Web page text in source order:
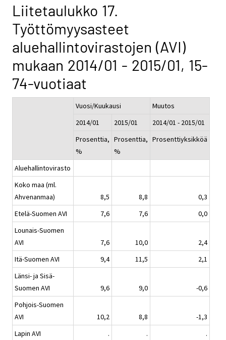
Liitetaulukko 17.
Työttömyysasteet
aluehallintovirastojen (AVI)
mukaan 2014/01 - 2015/01, 15-
74-vuotiaat
Vuosi/Kuukausi
Muutos
2014/01
2015/01
2014/01 - 2015/01
Prosenttia,
%
Prosenttia,
%
Prosenttiyksikköä
Aluehallintovirasto
Koko maa (ml.
Ahvenanmaa)
8,5 8,8
0,3
Etelä-Suomen AVI
7,6 7,6
0,0
Lounais-Suomen
AVI
7,6 10,0
2,4
Itä-Suomen AVI
9,4 11,5
2,1
Länsi- ja Sisä-
Suomen AVI
9,6 9,0
-0,6
Pohjois-Suomen
AVI
10,2 8,8
-1,3
Lapin AVI
. . .